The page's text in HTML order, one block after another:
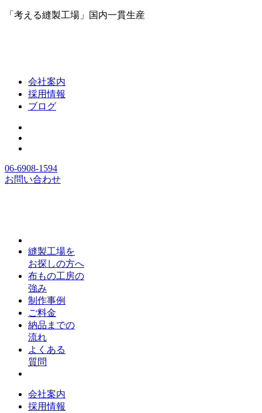
「考える縫製工場」国内一貫生産
会社案内
採用情報
ブログ
06-6908-1594
お問い合わせ
縫製工場を
お探しの方へ
布もの工房の
強み
制作事例
ご料金
納品までの
流れ
よくある
質問
会社案内
採用情報